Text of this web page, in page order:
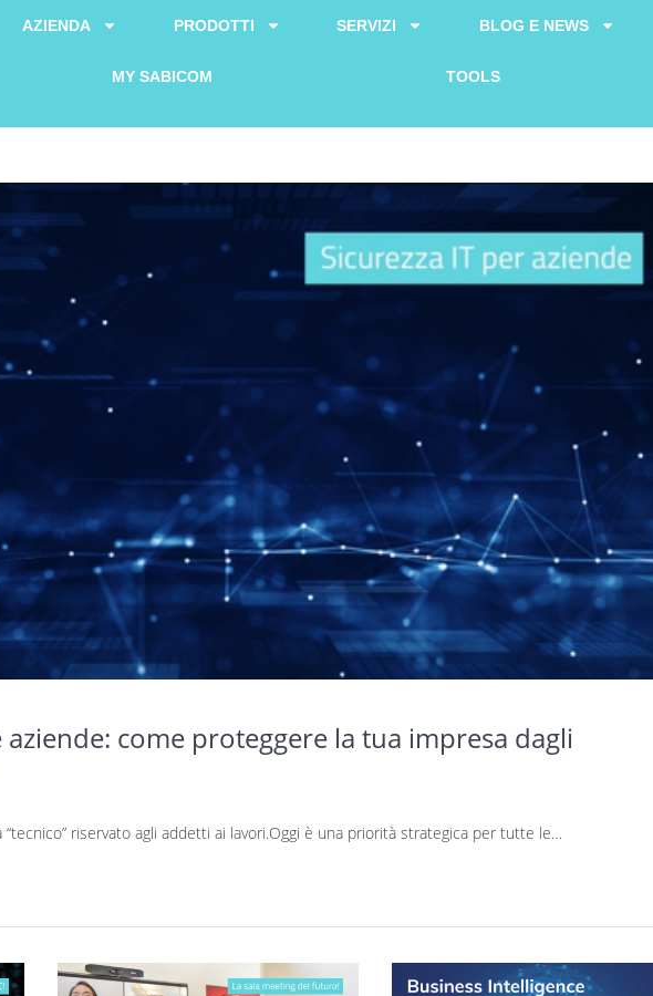
AZIENDA PRODOTTI SERVIZI BLOG E NEWS
MY SABICOM TOOLS
come proteggere la tua impresa dagli
riservato agli addetti ai lavori.Oggi è una priorità strategica per tutte le…